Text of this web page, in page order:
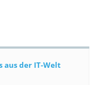
aus der IT-Welt